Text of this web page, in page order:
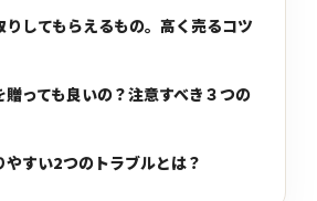
してもらえるもの。高く売るコツ
っても良いの？注意すべき３つの
すい2つのトラブルとは？